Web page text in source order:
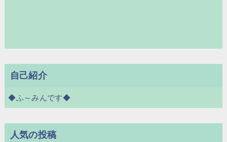
自己紹介
◆ふ～みんです◆
人気の投稿